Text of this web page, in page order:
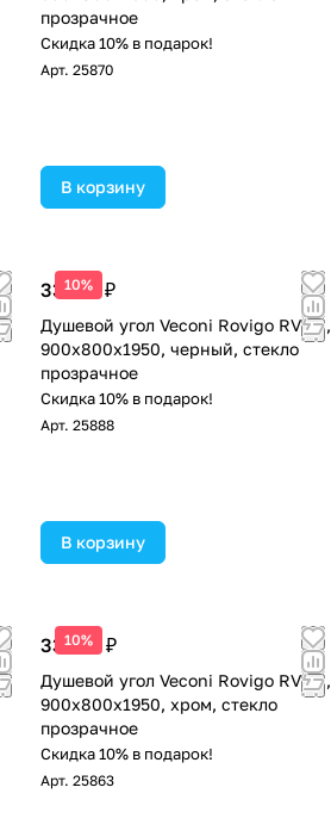
прозрачное
Скидка 10% в подарок!
Арт. 25870
В корзину
10%
33 125 ₽
Душевой угол Veconi Rovigo RV-14,
900x800x1950, черный, стекло
прозрачное
Скидка 10% в подарок!
Арт. 25888
В корзину
10%
33 102 ₽
Душевой угол Veconi Rovigo RV-10,
900x800x1950, хром, стекло
прозрачное
Скидка 10% в подарок!
Арт. 25863